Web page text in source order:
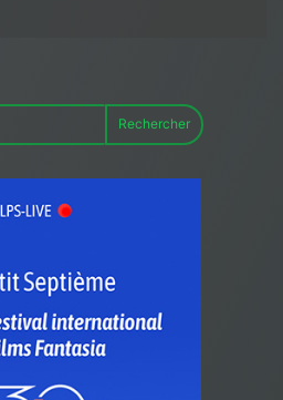
Rechercher